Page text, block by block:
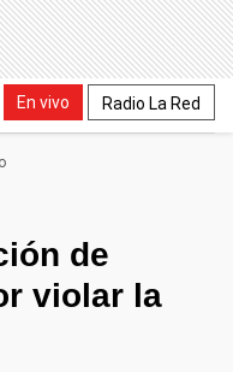
En vivo Radio La Red
de
violar la